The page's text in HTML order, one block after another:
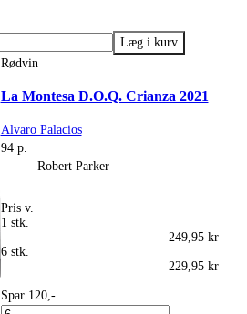
Rødvin
La Montesa D.O.Q. Crianza 2021
Alvaro Palacios
94 p.
Robert Parker
Pris v.
1 stk.
249,95 kr
6 stk.
229,95 kr
Spar 120,-